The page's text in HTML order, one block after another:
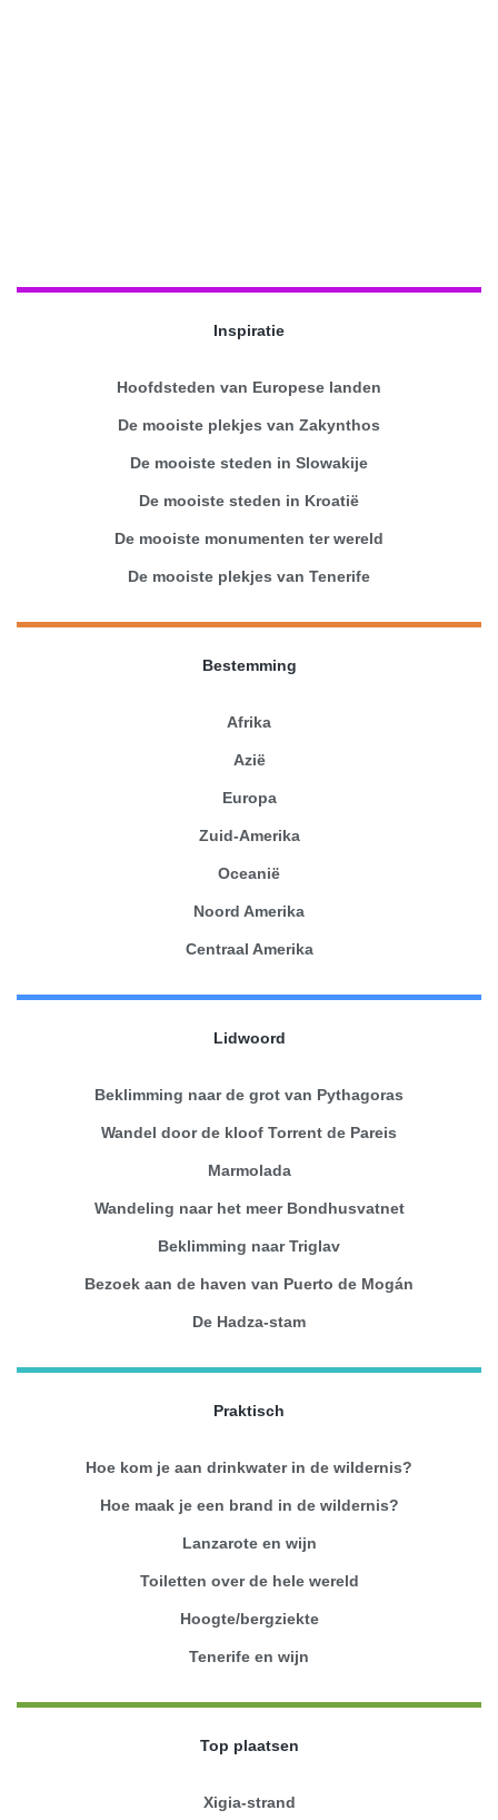
Inspiratie
Hoofdsteden van Europese landen
De mooiste plekjes van Zakynthos
De mooiste steden in Slowakije
De mooiste steden in Kroatië
De mooiste monumenten ter wereld
De mooiste plekjes van Tenerife
Bestemming
Afrika
Azië
Europa
Zuid-Amerika
Oceanië
Noord Amerika
Centraal Amerika
Lidwoord
Beklimming naar de grot van Pythagoras
Wandel door de kloof Torrent de Pareis
Marmolada
Wandeling naar het meer Bondhusvatnet
Beklimming naar Triglav
Bezoek aan de haven van Puerto de Mogán
De Hadza-stam
Praktisch
Hoe kom je aan drinkwater in de wildernis?
Hoe maak je een brand in de wildernis?
Lanzarote en wijn
Toiletten over de hele wereld
Hoogte/bergziekte
Tenerife en wijn
Top plaatsen
Xigia-strand